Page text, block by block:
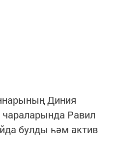
Диния
Равил
булды һәм актив